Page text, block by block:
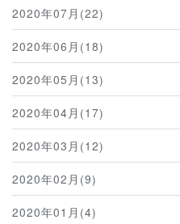
2020年07月(22)
2020年06月(18)
2020年05月(13)
2020年04月(17)
2020年03月(12)
2020年02月(9)
2020年01月(4)